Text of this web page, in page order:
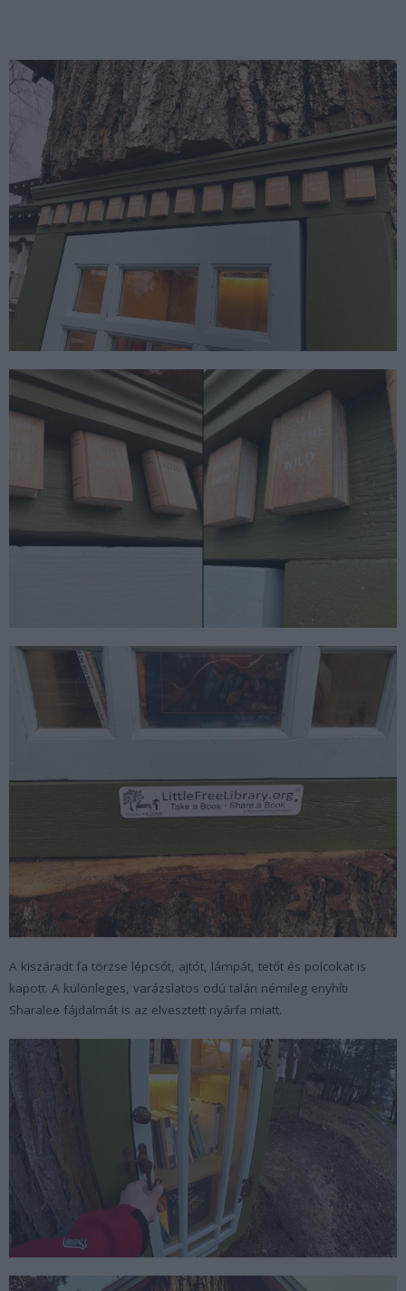
A kiszáradt fa törzse lépcsőt, ajtót, lámpát, tetőt és polcokat is
kapott. A különleges, varázslatos odú talán némileg enyhíti
Sharalee fájdalmát is az elvesztett nyárfa miatt.